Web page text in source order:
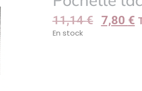
liste11,14€ 7,80 €
En stock